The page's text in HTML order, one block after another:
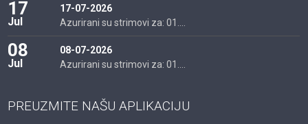
17
Jul
17-07-2026
Azurirani su strimovi za: 01....
08
Jul
08-07-2026
Azurirani su strimovi za: 01....
PREUZMITE NAŠU APLIKACIJU